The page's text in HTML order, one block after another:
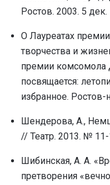
Ростов. 2003. 5 дек.
О Лауреатах
творчества и
премии
посвящается:
избранное.
Шендерова, А.,
// Театр. 2013. № 11-
Шибинская, А. А.
претворения